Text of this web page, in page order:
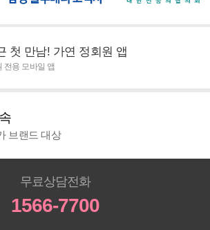
첫 만남! 가연 정회원 앱
전용 모바일 앱
브랜드 대상
무료상담전화
1566-7700